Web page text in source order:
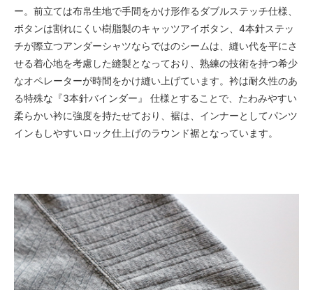
ー。前立ては布帛生地で手間をかけ形作るダブルステッチ仕様、
ボタンは割れにくい樹脂製のキャッツアイボタン、4本針ステッ
チが際立つアンダーシャツならではのシームは、縫い代を平にさ
せる着心地を考慮した縫製となっており、熟練の技術を持つ希少
なオペレーターが時間をかけ縫い上げています。衿は耐久性のあ
る特殊な『3本針バインダー』 仕様とすることで、たわみやすい
柔らかい衿に強度を持たせており、裾は、インナーとしてパンツ
インもしやすいロック仕上げのラウンド裾となっています。